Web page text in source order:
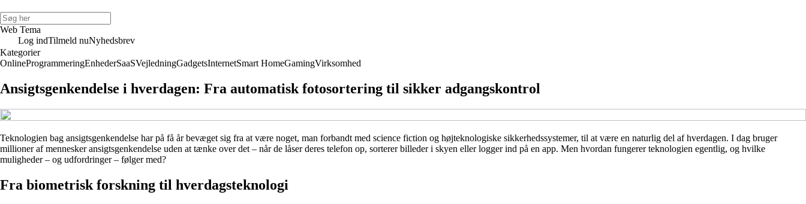
Web Tema
Log indTilmeld nuNyhedsbrev
Kategorier
OnlineProgrammeringEnhederSaaSVejledningGadgetsInternetSmart HomeGamingVirksomhed
Ansigtsgenkendelse i hverdagen: Fra automatisk fotosortering til sikker adgangskontrol
Teknologien bag ansigtsgenkendelse har på få år bevæget sig fra at være noget, man forbandt med science fiction og højteknologiske sikkerhedssystemer, til at være en naturlig del af hverdagen. I dag bruger
millioner af mennesker ansigtsgenkendelse uden at tænke over det – når de låser deres telefon op, sorterer billeder i skyen eller logger ind på en app. Men hvordan fungerer teknologien egentlig, og hvilke
muligheder – og udfordringer – følger med?
Fra biometrisk forskning til hverdagsteknologi